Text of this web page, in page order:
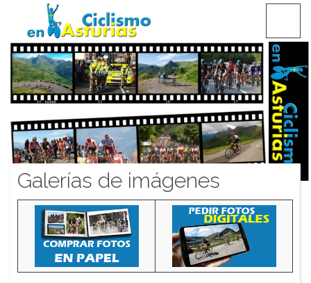
CICLISMO EN ASTURIAS
Galerías de imágenes